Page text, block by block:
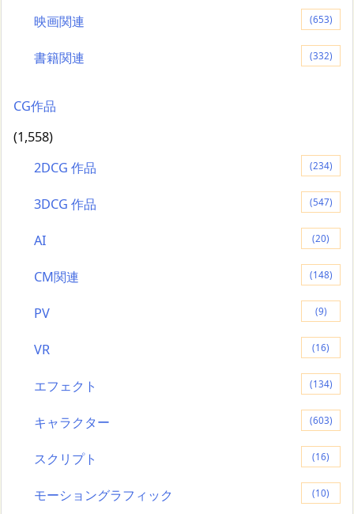
映画関連 (653)
書籍関連 (332)
CG作品
(1,558)
2DCG 作品
(234)
3DCG 作品 (547)
AI (20)
CM関連 (148)
PV (9)
VR (16)
エフェクト (134)
キャラクター (603)
スクリプト (16)
モーショングラフィック (10)